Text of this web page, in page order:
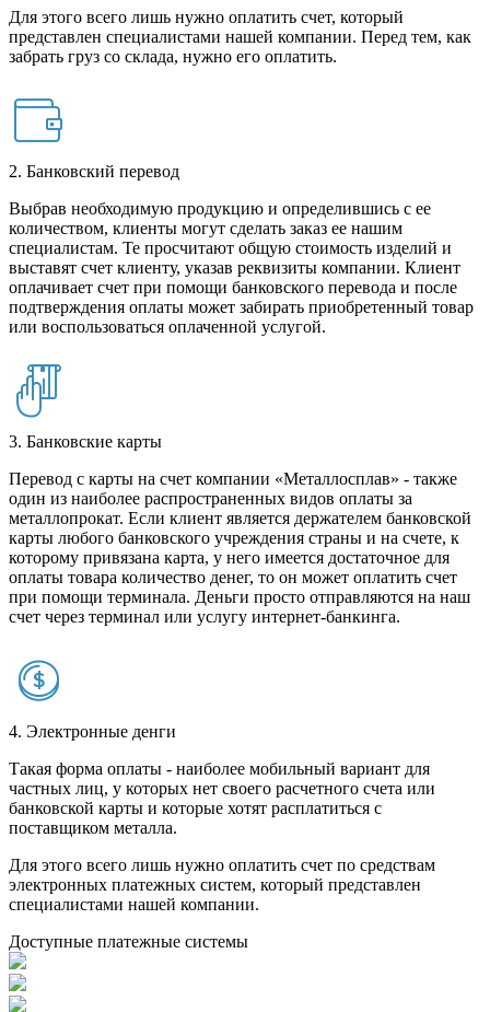
Для этого всего лишь нужно оплатить счет, который
представлен специалистами нашей компании. Перед тем, как
забрать груз со склада, нужно его оплатить.
2. Банковский перевод
Выбрав необходимую продукцию и определившись с ее
количеством, клиенты могут сделать заказ ее нашим
специалистам. Те просчитают общую стоимость изделий и
выставят счет клиенту, указав реквизиты компании. Клиент
оплачивает счет при помощи банковского перевода и после
подтверждения оплаты может забирать приобретенный товар
или воспользоваться оплаченной услугой.
3. Банковские карты
Перевод с карты на счет компании «Металлосплав» - также
один из наиболее распространенных видов оплаты за
металлопрокат. Если клиент является держателем банковской
карты любого банковского учреждения страны и на счете, к
которому привязана карта, у него имеется достаточное для
оплаты товара количество денег, то он может оплатить счет
при помощи терминала. Деньги просто отправляются на наш
счет через терминал или услугу интернет-банкинга.
4. Электронные денги
Такая форма оплаты - наиболее мобильный вариант для
частных лиц, у которых нет своего расчетного счета или
банковской карты и которые хотят расплатиться с
поставщиком металла.
Для этого всего лишь нужно оплатить счет по средствам
электронных платежных систем, который представлен
специалистами нашей компании.
Доступные платежные системы